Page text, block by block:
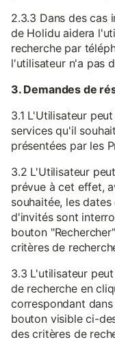
2.3.3 Dans des cas
de Holidu aidera
recherche par
l'utilisateur n'a pas
3. Demandes de
3.1 L'Utilisateur
services qu'il
présentées par les
3.2 L'Utilisateur
prévue à cet effet,
souhaitée, les
d'invités sont
bouton
critères de
3.3 L'utilisateur
de recherche en
correspondant
bouton visible ci-
des critères de